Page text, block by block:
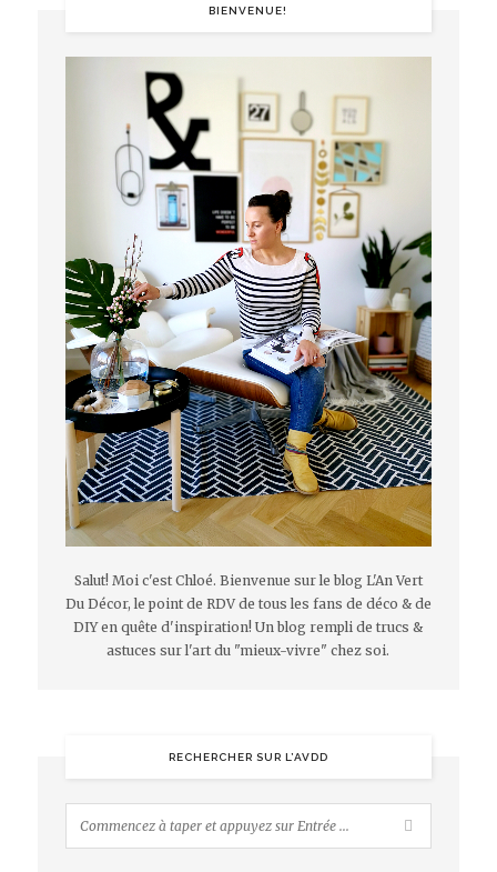
BIENVENUE!
Salut! Moi c'est Chloé. Bienvenue sur le blog L'An Vert
Du Décor, le point de RDV de tous les fans de déco & de
DIY en quête d'inspiration! Un blog rempli de trucs &
astuces sur l'art du "mieux-vivre" chez soi.
RECHERCHER SUR L’AVDD